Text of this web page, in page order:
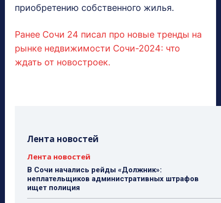
приобретению собственного жилья.
Ранее Сочи 24 писал про новые тренды на
рынке недвижимости Сочи-2024: что
ждать от новостроек.
Лента новостей
Лента новостей
В Сочи начались рейды «Должник»:
неплательщиков административных штрафов
ищет полиция